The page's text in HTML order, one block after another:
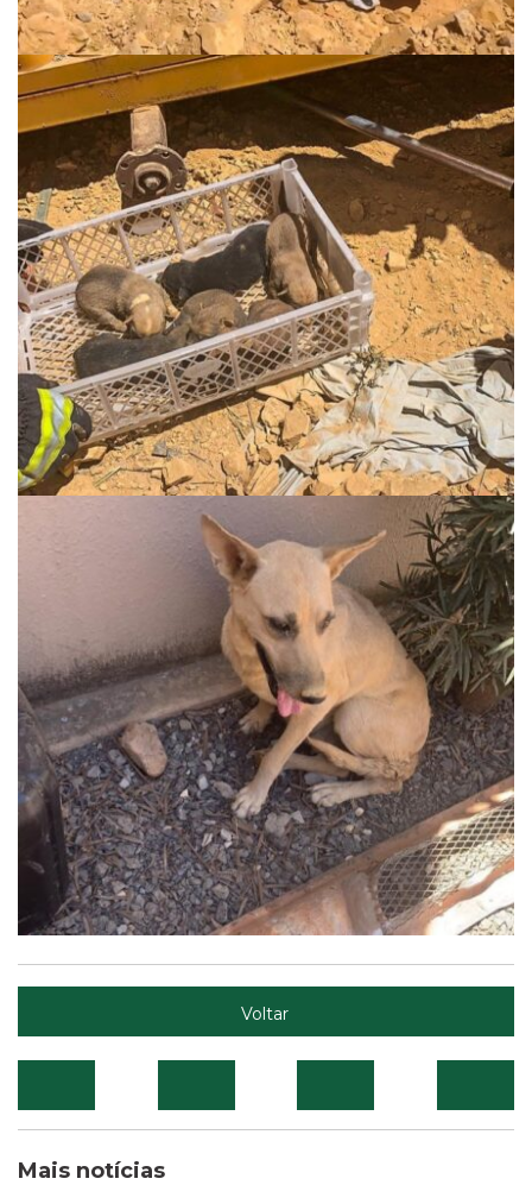
Voltar
Mais notícias